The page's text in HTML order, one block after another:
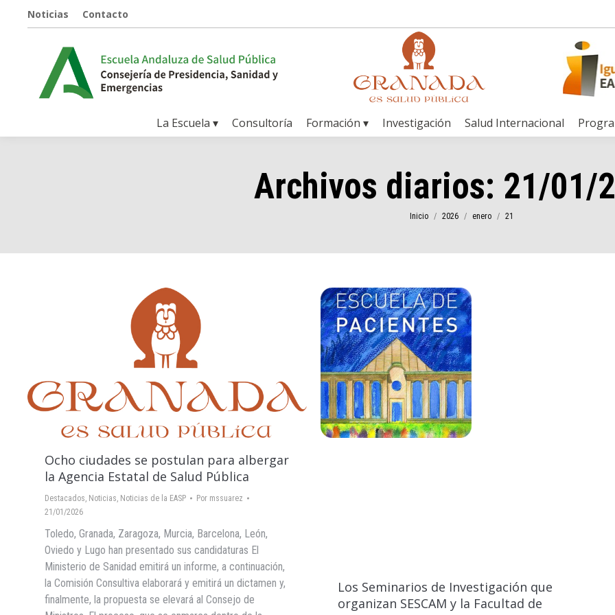
Noticias Contacto
La Escuela ▾ Consultoría Formación ▾ Investigación Salud Internacional
Archivos diarios: 21/01/
Estás aquí:
Inicio 2026 enero 21
Ocho ciudades se postulan para albergar
la Agencia Estatal de Salud Pública
Destacados, Noticias, Noticias de la EASP Por mssuarez
21/01/2026
Toledo, Granada, Zaragoza, Murcia, Barcelona, León,
Oviedo y Lugo han presentado sus candidaturas El
Ministerio de Sanidad emitirá un informe, a continuación,
la Comisión Consultiva elaborará y emitirá un dictamen y,
finalmente, la propuesta se elevará al Consejo de
Los Seminarios de Investigación que
organizan SESCAM y la Facultad de